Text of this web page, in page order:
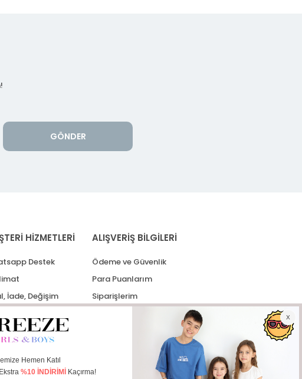
GÖNDER
HİZMETLERİ
Destek
İade, Değişim
ALIŞVERİŞ BİLGİLERİ
Ödeme ve Güvenlik
Para Puanlarım
Siparişlerim